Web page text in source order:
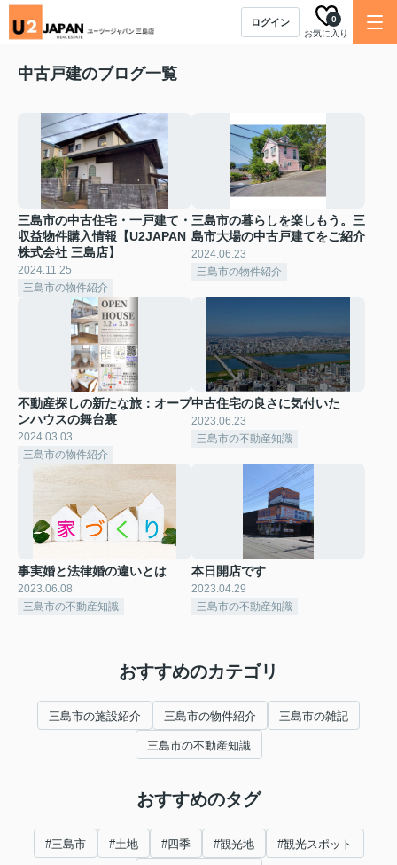
ログイン
お気に入り
0
中古戸建のブログ一覧
三島市の中古住宅・一戸建て・
収益物件購入情報【U2JAPAN
株式会社 三島店】
2024.11.25
三島市の物件紹介
三島市の暮らしを楽しもう。三
島市大場の中古戸建てをご紹介
2024.06.23
三島市の物件紹介
不動産探しの新たな旅：オープ
ンハウスの舞台裏
2024.03.03
三島市の物件紹介
中古住宅の良さに気付いた
2023.06.23
三島市の不動産知識
事実婚と法律婚の違いとは
2023.06.08
三島市の不動産知識
本日開店です
2023.04.29
三島市の不動産知識
おすすめのカテゴリ
三島市の施設紹介 三島市の物件紹介 三島市の雑記
三島市の不動産知識
おすすめのタグ
#三島市 #土地 #四季 #観光地 #観光スポット